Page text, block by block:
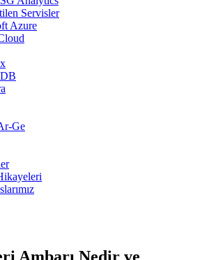
Servisler
Azure
Ge